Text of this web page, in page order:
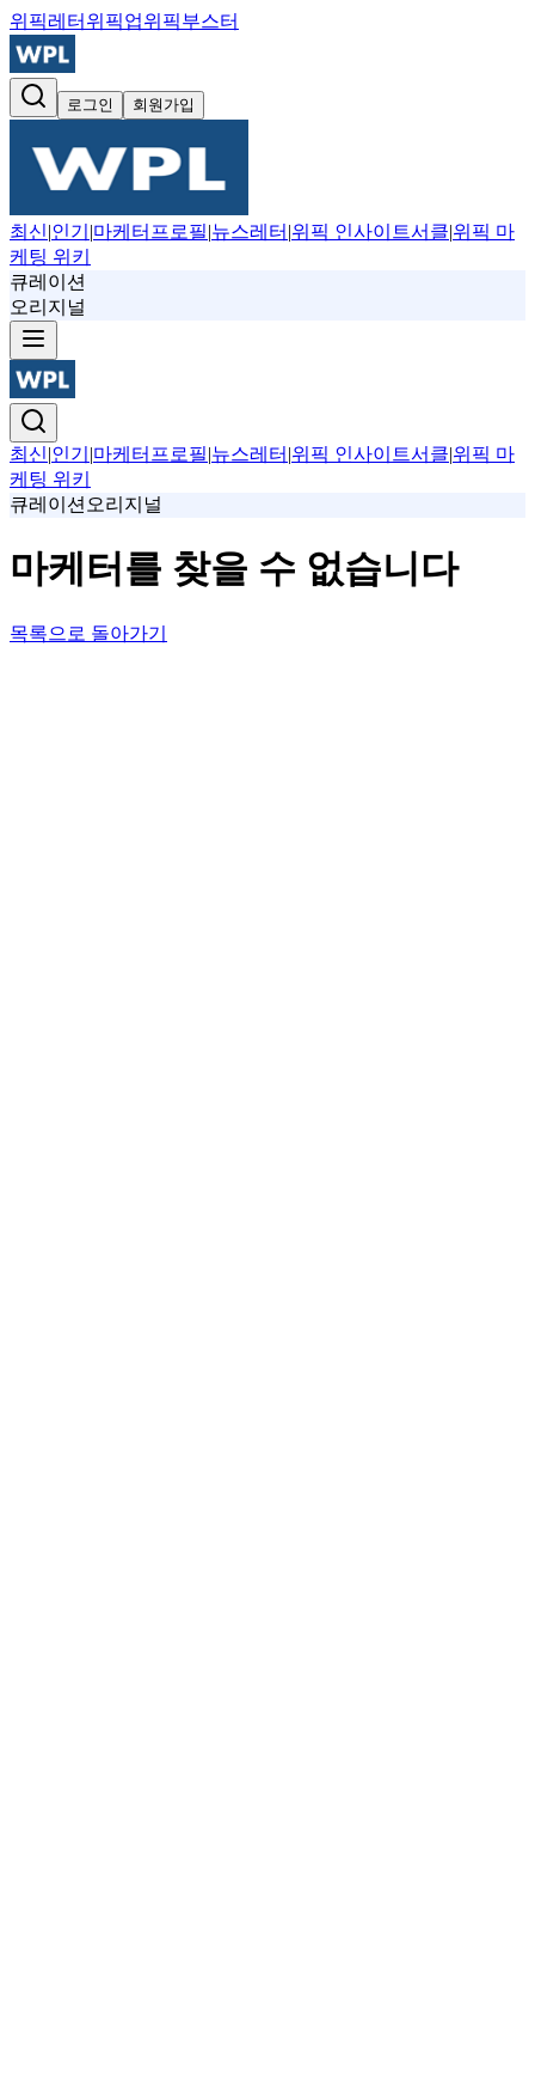
위픽레터 위픽업위픽부스터
로그인 회원가입
최신|인기 |마케터프로필|뉴스레터 |위픽 인사이트서클|위픽 마
케팅 위키
큐레이션
오리지널
최신|인기 |마케터프로필|뉴스레터 |위픽 인사이트서클|위픽 마
케팅 위키
큐레이션 오리지널
마케터를 찾을 수 없습니다
목록으로 돌아가기